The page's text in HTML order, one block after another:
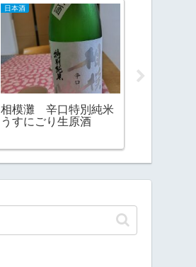
日本酒
相模灘 辛口特別純米
うすにごり生原酒